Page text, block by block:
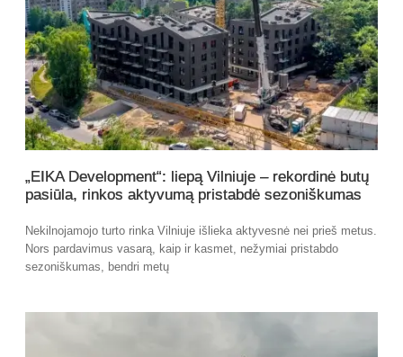
„EIKA Development“: liepą Vilniuje – rekordinė butų
pasiūla, rinkos aktyvumą pristabdė sezoniškumas
Nekilnojamojo turto rinka Vilniuje išlieka aktyvesnė nei prieš metus.
Nors pardavimus vasarą, kaip ir kasmet, nežymiai pristabdo
sezoniškumas, bendri metų